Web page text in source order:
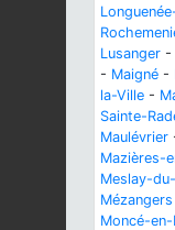
Lusanger -
- Maigné -
la-Ville -
Sainte-
Maulévrier
Mazières-
Meslay-
Mézangers
Moncé-en-